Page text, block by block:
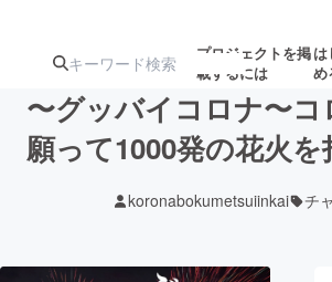
プロジェクトを掲
載するには
は
め
ターン
ジェクト
ロジェ
〜グッバイコロナ〜
願って1000発の花火
koronabokumetsuiinkai チ